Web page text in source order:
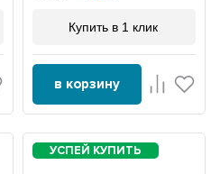
Купить в 1 клик
в корзину